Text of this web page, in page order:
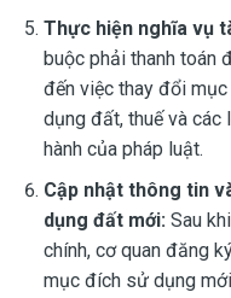
Thực hiện nghĩa vụ
buộc phải thanh toán
đến việc thay đổi
dụng đất, thuế và các
hành của pháp luật.
Cập nhật thông tin
dụng đất mới: Sau
chính, cơ quan đăng
mục đích sử dụng